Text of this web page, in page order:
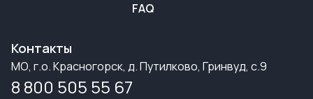
FAQ
Контакты
МО, г.о. Красногорск, д. Путилково, Гринвуд, с.9
8 800 505 55 67